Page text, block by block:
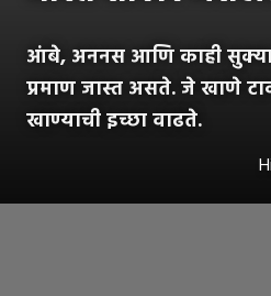
आंबे, अननस आणि काही
प्रमाण जास्त असते. जे खाणे
खाण्याची इच्छा वाढते.